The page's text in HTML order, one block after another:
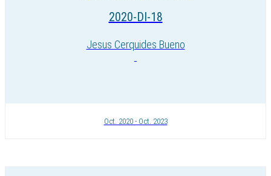
2020-DI-18
Jesus Cerquides Bueno
Oct. 2020 - Oct. 2023